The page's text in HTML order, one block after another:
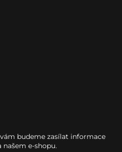
budeme zasílat informace
e-shopu.